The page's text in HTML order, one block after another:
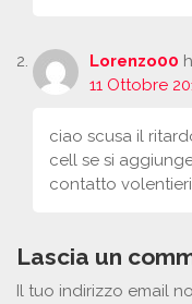
Lorenzo00
11 Ottobre
ciao scusa il
cell se si
contatto volentieri
Lascia un
Il tuo indirizzo email